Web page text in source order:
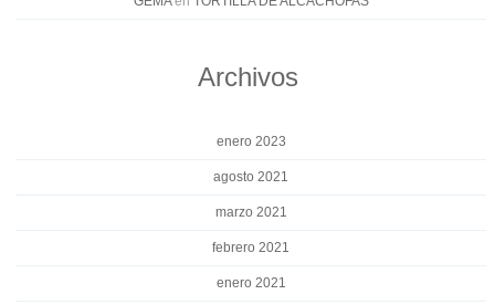
Archivos
enero 2023
agosto 2021
marzo 2021
febrero 2021
enero 2021